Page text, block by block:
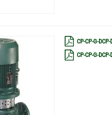
CP-CP-G-
CP-CP-G-